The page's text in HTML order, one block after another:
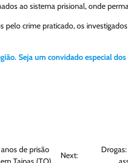
ao sistema prisional, onde
pelo crime praticado, os
Seja um convidado especial
de prisão
Next: